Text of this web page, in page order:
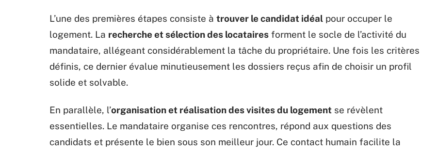
L’une des premières étapes consiste à trouver le candidat idéal pour occuper le
logement. La recherche et sélection des locataires forment le socle de l’activité du
mandataire, allégeant considérablement la tâche du propriétaire. Une fois les critères
définis, ce dernier évalue minutieusement les dossiers reçus afin de choisir un profil
solide et solvable.
En parallèle, l’organisation et réalisation des visites du logement se révèlent
essentielles. Le mandataire organise ces rencontres, répond aux questions des
candidats et présente le bien sous son meilleur jour. Ce contact humain facilite la